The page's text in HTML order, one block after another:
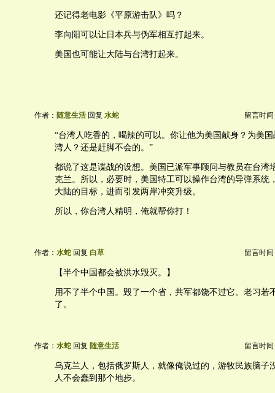
还记得老电影《平原游击队》吗？
李向阳可以让日本兵与伪军相互打起来。
美国也可能让大陆与台湾打起来。
作者： 随意生活 回复 水蛇 留言时间
“台湾人吃香的，喝辣的可以。你让他为美国献身？为美
湾人？还是赶脚不会的。”
都说了这是谍战的设想。美国已派军事顾问与教员在台湾
克兰。所以，必要时，美国特工可以操作台湾的导弹系统
大陆的目标，进而引发两岸冲突升级。
所以，你台湾人精明，俺就帮你打！
作者： 水蛇 回复 白草 留言时间
【半个中国都会被洪水毁灭。】
用不了半个中国。毁了一个省，共军都饶不过它。老习若
了。
作者： 水蛇 回复 随意生活 留言时间
乌克兰人，包括俄罗斯人，就像俺说过的，游牧民族脑子
人不会蠢到那个地步。